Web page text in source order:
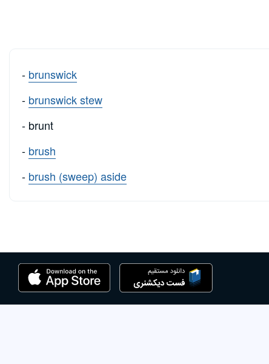
- brunswick
- brunswick stew
- brunt
- brush
- brush (sweep) aside